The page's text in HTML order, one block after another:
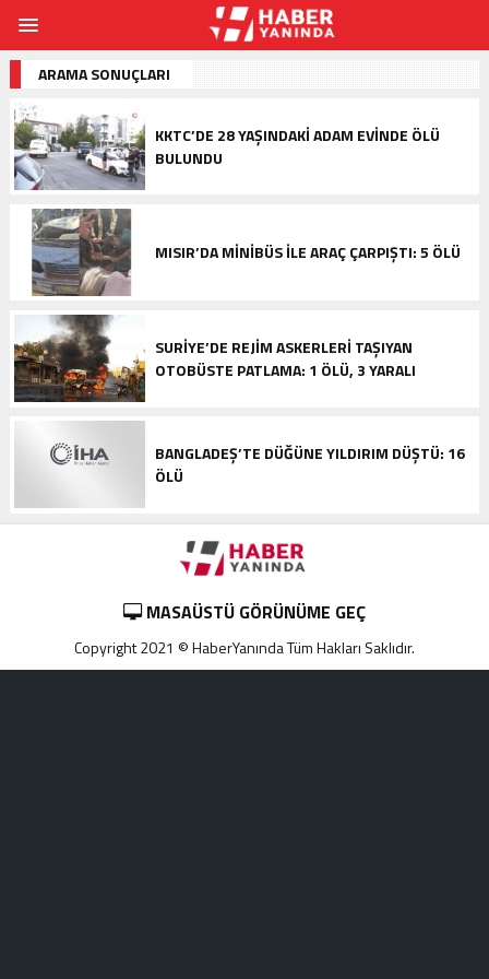
ARAMA SONUÇLARI
KKTC’DE 28 YAŞINDAKI ADAM EVINDE ÖLÜ
BULUNDU
MISIR’DA MINIBÜS ILE ARAÇ ÇARPIŞTI: 5 ÖLÜ
SURIYE’DE REJIM ASKERLERI TAŞIYAN
OTOBÜSTE PATLAMA: 1 ÖLÜ, 3 YARALI
BANGLADEŞ’TE DÜĞÜNE YILDIRIM DÜŞTÜ: 16
ÖLÜ
MASAÜSTÜ GÖRÜNÜME GEÇ
Copyright 2021 © HaberYanında Tüm Hakları Saklıdır.